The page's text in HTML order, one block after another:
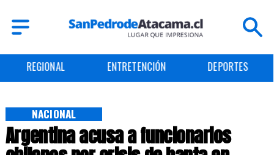
ENTRETENCIÓN DEPORTES CULTURA
Argentina acusa a funcionarios
NACIONAL